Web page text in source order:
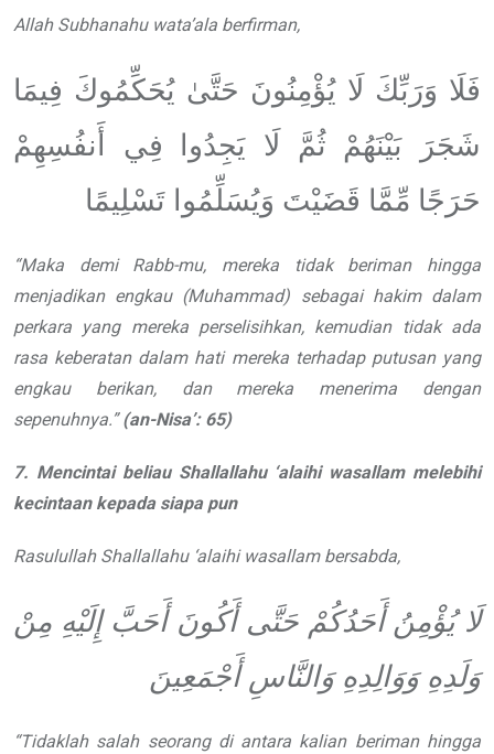
Allah Subhanahu wata’ala berfirman,
فَلَا وَرَبِّكَ لَا يُؤْمِنُونَ حَتَّىٰ يُحَكِّمُوكَ فِيمَا
شَجَرَ بَيْنَهُمْ ثُمَّ لَا يَجِدُوا فِي أَنفُسِهِمْ
حَرَجًا مِّمَّا قَضَيْتَ وَيُسَلِّمُوا تَسْلِيمًا
“Maka demi Rabb-mu, mereka tidak
beriman hingga
menjadikan engkau (Muhammad) sebagai hakim dalam
perkara yang mereka perselisihkan, kemudian tidak ada
rasa keberatan dalam hati mereka terhadap putusan yang
engkau berikan, dan mereka menerima
dengan
sepenuhnya.” (an-Nisa’: 65)
7. Mencintai beliau Shallallahu ‘alaihi wasallam melebihi
kecintaan kepada siapa pun
Rasulullah Shallallahu ‘alaihi wasallam bersabda,
لَايُؤْمِنُ أَحَدُكُمْ حَتَّى أَكُونَ أَحَبَّ إِلَيْهِ مِنْ
وَلَدِهِ وَوَالِدِهِ وَالنَّاسِ أَجْمَعِينَ
“Tidaklah salah seorang di antara kalian beriman hingga